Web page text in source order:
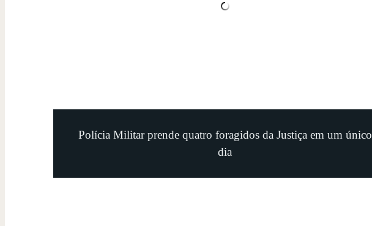
Polícia Militar prende quatro foragidos da Justiça em um único
dia